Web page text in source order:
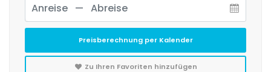
Preisberechnung per Kalender
Zu Ihren Favoriten hinzufügen